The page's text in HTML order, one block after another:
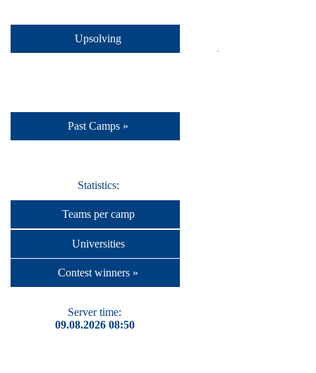
Upsolving
Past Camps »
Statistics:
Teams per camp
Universities
Contest winners »
Server time:
09.08.2026 08:50